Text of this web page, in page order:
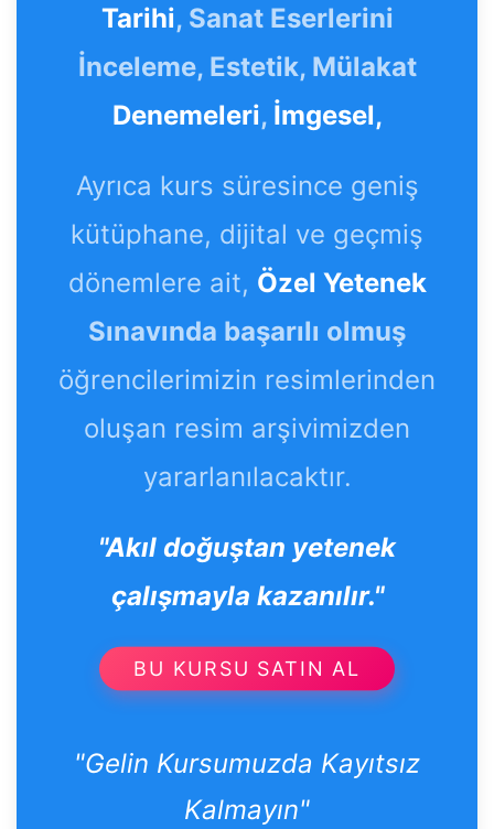
Tarihi, Sanat Eserlerini
İnceleme, Estetik, Mülakat
Denemeleri, İmgesel,
Ayrıca kurs süresince geniş
kütüphane, dijital ve geçmiş
dönemlere ait, Özel Yetenek
Sınavında başarılı olmuş
öğrencilerimizin resimlerinden
oluşan resim arşivimizden
yararlanılacaktır.
"Akıl doğuştan yetenek
çalışmayla kazanılır."
BU KURSU SATIN AL
"Gelin Kursumuzda Kayıtsız
Kalmayın"